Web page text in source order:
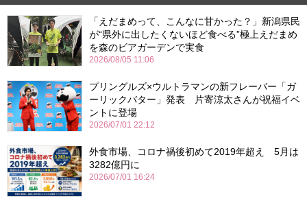
「えだまめって、こんなに甘かった？」新潟県民
が“県外に出したくないほど食べる”極上えだまめ
を森のビアガーデンで実食
2026/08/05 11:06
プリングルズ×ウルトラマンの新フレーバー「ガ
ーリックバター」発表 片寄涼太さんが祝福イベ
ントに登場
2026/07/01 22:12
外食市場、コロナ禍後初めて2019年超え 5月は
3282億円に
2026/07/01 16:24